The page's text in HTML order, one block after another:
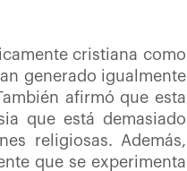
cristiana como
generado igualmente
afirmó que esta
que está demasiado
religiosas. Además,
que se experimenta